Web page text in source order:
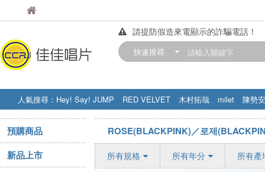
佳佳唱片
請提防假造來電顯示的詐騙電話！
【中華門市營業時間調整公告】
快速搜尋
人氣搜尋： Hey! Say! JUMP RED VELVET 木村拓哉 milet
陳勢安
STRAY KIDS
盧廣仲 周杰伦
預購商品
新品上市
ROSE(BLACKPINK)／로제
所有規格 所有年分 所有產